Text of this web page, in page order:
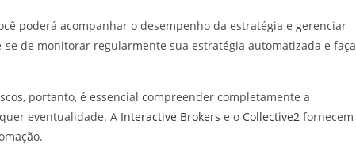
poderá acompanhar o desempenho da estratégia e gerenciar
de monitorar regularmente sua estratégia automatizada e faça
portanto, é essencial compreender completamente a
eventualidade. A Interactive Brokers e o Collective2 fornecem